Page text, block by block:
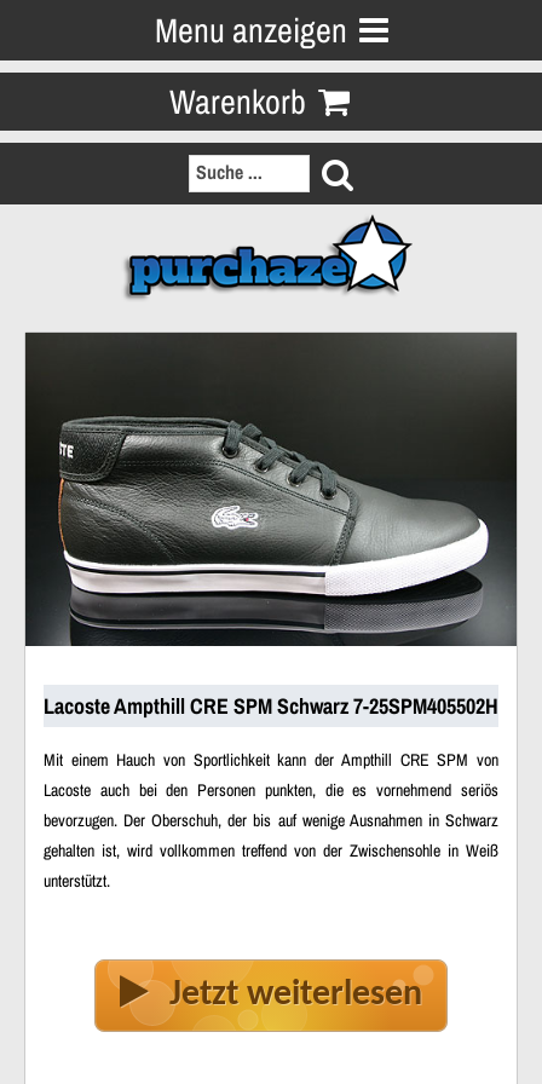
Menu anzeigen
Warenkorb
Lacoste Ampthill CRE SPM Schwarz 7-25SPM405502H
Mit einem Hauch von Sportlichkeit kann der Ampthill CRE SPM von
Lacoste auch bei den Personen punkten, die es vornehmend seriös
bevorzugen. Der Oberschuh, der bis auf wenige Ausnahmen in Schwarz
gehalten ist, wird vollkommen treffend von der Zwischensohle in Weiß
unterstützt.
Jetzt weiterlesen